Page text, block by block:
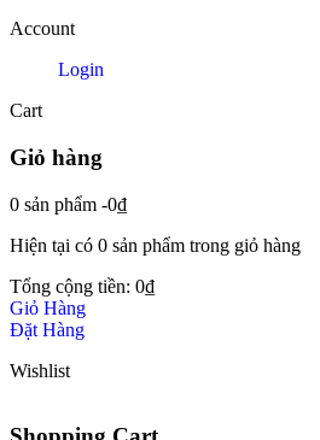
Account
Login
Cart
Giỏ hàng
0 sản phẩm -0₫
Hiện tại có 0 sản phẩm trong giỏ hàng
Tổng cộng tiền: 0₫
Giỏ Hàng
Đặt Hàng
Wishlist